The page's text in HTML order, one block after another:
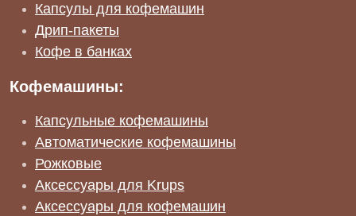
Капсулы для кофемашин
Дрип-пакеты
Кофе в банках
Кофемашины:
Капсульные кофемашины
Автоматические кофемашины
Рожковые
Аксессуары для Krups
Аксессуары для кофемашин